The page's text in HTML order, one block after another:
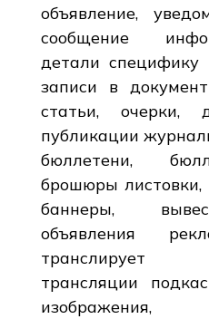
объявление,
сообщение
детали
записи в
статьи, очерки,
публикации
бюллетени,
брошюры листовки,
баннеры,
объявления
транслирует
трансляции